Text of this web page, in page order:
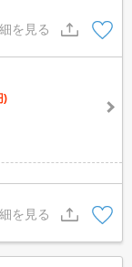
を見る
)
を見る